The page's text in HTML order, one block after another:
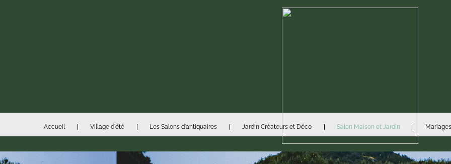
Accueil Village d'été Les Salons d'antiquaires Jardin Créateurs et Déco Salon Maison et Jardin